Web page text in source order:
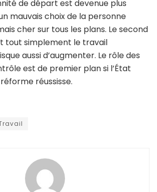
de départ est devenue plus
mauvais choix de la personne
cher sur tous les plans. Le second
tout simplement le travail
aussi d’augmenter. Le rôle des
est de premier plan si l’État
réussisse.